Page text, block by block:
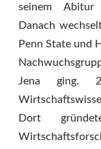
seinem Abitur
Danach
Penn State und
Jena ging.
Dort